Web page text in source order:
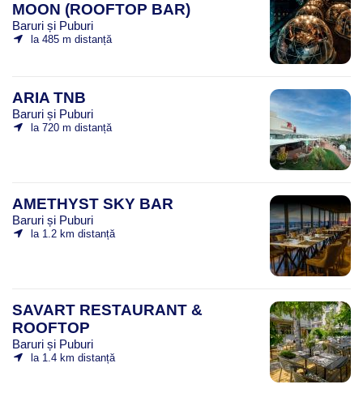
MOON (ROOFTOP BAR)
Baruri și Puburi
la 485 m distanță
ARIA TNB
Baruri și Puburi
la 720 m distanță
AMETHYST SKY BAR
Baruri și Puburi
la 1.2 km distanță
SAVART RESTAURANT &
ROOFTOP
Baruri și Puburi
la 1.4 km distanță